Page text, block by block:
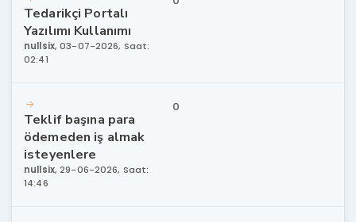
Tedarikçi Portalı
Yazılımı Kullanımı
nullsix,03-07-2026, Saat:
02:41
Teklif başına para
ödemeden iş almak
isteyenlere
nullsix,29-06-2026, Saat:
14:46
0